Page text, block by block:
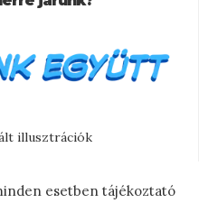
illusztrációk
esetben tájékoztató